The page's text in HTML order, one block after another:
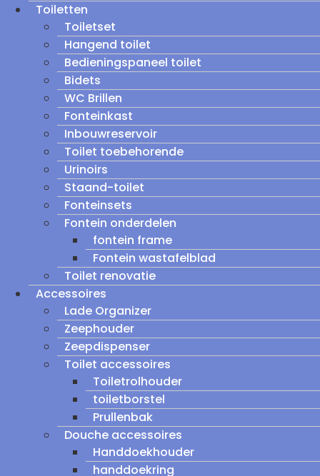
Toiletten
Toiletset
Hangend toilet
Bedieningspaneel toilet
Bidets
WC Brillen
Fonteinkast
Inbouwreservoir
Toilet toebehorende
Urinoirs
Staand-toilet
Fonteinsets
Fontein onderdelen
fontein frame
Fontein wastafelblad
Toilet renovatie
Accessoires
Lade Organizer
Zeephouder
Zeepdispenser
Toilet accessoires
Toiletrolhouder
toiletborstel
Prullenbak
Douche accessoires
Handdoekhouder
handdoekring